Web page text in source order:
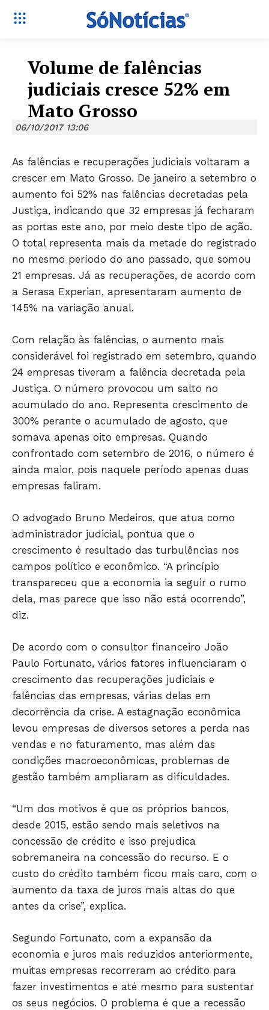
Só Notícias
JUNTE-SE NO WHATSAPP
HOME
Volume de falências
judiciais cresce 52% em
Mato Grosso
06/10/2017 13:06
As falências e recuperações judiciais voltaram a
crescer em Mato Grosso. De janeiro a setembro o
aumento foi 52% nas falências decretadas pela
Justiça, indicando que 32 empresas já fecharam
as portas este ano, por meio deste tipo de ação.
O total representa mais da metade do registrado
no mesmo período do ano passado, que somou
21 empresas. Já as recuperações, de acordo com
a Serasa Experian, apresentaram aumento de
145% na variação anual.
Com relação às falências, o aumento mais
considerável foi registrado em setembro, quando
24 empresas tiveram a falência decretada pela
Justiça. O número provocou um salto no
acumulado do ano. Representa crescimento de
300% perante o acumulado de agosto, que
somava apenas oito empresas. Quando
confrontado com setembro de 2016, o número é
ainda maior, pois naquele período apenas duas
empresas faliram.
O advogado Bruno Medeiros, que atua como
administrador judicial, pontua que o
crescimento é resultado das turbulências nos
campos político e econômico. “A princípio
transpareceu que a economia ia seguir o rumo
dela, mas parece que isso não está ocorrendo”,
diz.
De acordo com o consultor financeiro João
Paulo Fortunato, vários fatores influenciaram o
crescimento das recuperações judiciais e
falências das empresas, várias delas em
decorrência da crise. A estagnação econômica
levou empresas de diversos setores a perda nas
vendas e no faturamento, mas além das
condições macroeconômicas, problemas de
gestão também ampliaram as dificuldades.
“Um dos motivos é que os próprios bancos,
desde 2015, estão sendo mais seletivos na
concessão de crédito e isso prejudica
sobremaneira na concessão do recurso. E o
custo do crédito também ficou mais caro, com o
aumento da taxa de juros mais altas do que
antes da crise”, explica.
Segundo Fortunato, com a expansão da
economia e juros mais reduzidos anteriormente,
muitas empresas recorreram ao crédito para
fazer investimentos e até mesmo para sustentar
os seus negócios. O problema é que a recessão